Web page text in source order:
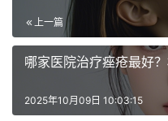
上一篇
哪家医院治疗痤疮最好
2025年10月09日 10:03:15